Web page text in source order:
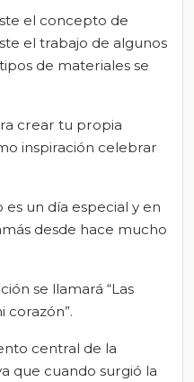
el concepto de
el trabajo de algunos
de materiales se
crear tu propia
inspiración celebrar
es un día especial y en
desde hace mucho
se llamará “Las
corazón”.
central de la
que cuando surgió la